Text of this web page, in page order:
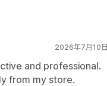
2026年7月10日
and professional.
from my store.